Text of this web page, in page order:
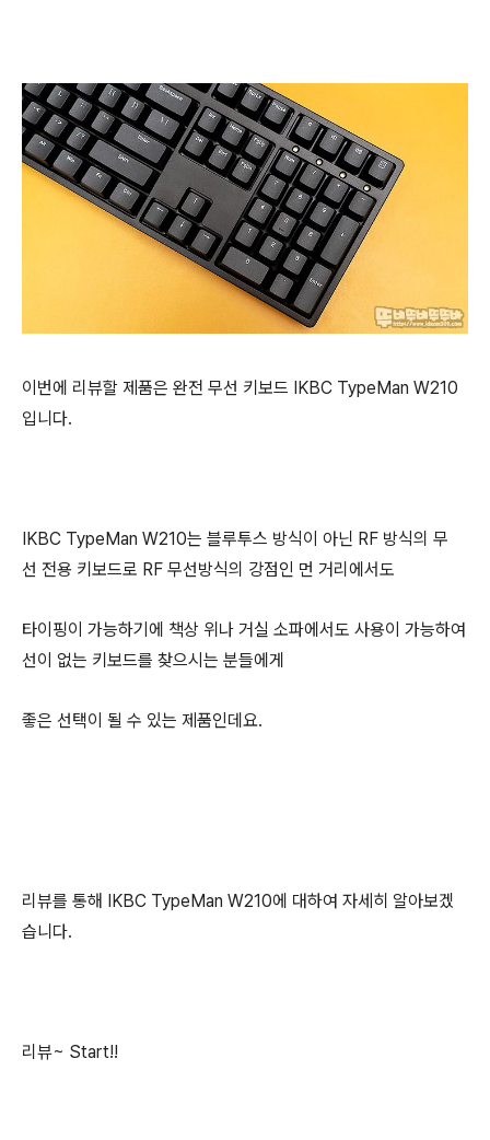
이번에 리뷰할 제품은 완전 무선 키보드 IKBC TypeMan W210
입니다.
IKBC TypeMan W210는 블루투스 방식이 아닌 RF 방식의 무
선 전용 키보드로 RF 무선방식의 강점인 먼 거리에서도
타이핑이 가능하기에 책상 위나 거실 소파에서도 사용이 가능하여
선이 없는 키보드를 찾으시는 분들에게
좋은 선택이 될 수 있는 제품인데요.
리뷰를 통해 IKBC TypeMan W210에 대하여 자세히 알아보겠
습니다.
리뷰~ Start!!